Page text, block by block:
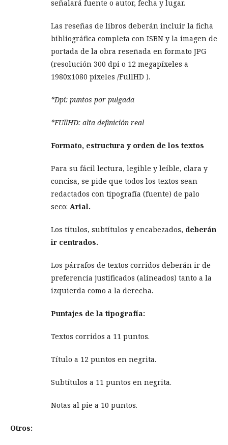
señalará fuente o autor, fecha y lugar.
Las reseñas de libros deberán incluir la ficha
bibliográfica completa con ISBN y la imagen de
portada de la obra reseñada en formato JPG
(resolución 300 dpi o 12 megapíxeles a
1980x1080 píxeles /FullHD ).
*Dpi: puntos por pulgada
*FUllHD: alta definición real
Formato, estructura y orden de los textos
Para su fácil lectura, legible y leíble, clara y
concisa, se pide que todos los textos sean
redactados con tipografía (fuente) de palo
seco: Arial.
Los títulos, subtítulos y encabezados, deberán
ir centrados.
Los párrafos de textos corridos deberán ir de
preferencia justificados (alineados) tanto a la
izquierda como a la derecha.
Puntajes de la tipografía:
Textos corridos a 11 puntos.
Título a 12 puntos en negrita.
Subtítulos a 11 puntos en negrita.
Notas al pie a 10 puntos.
Otros: